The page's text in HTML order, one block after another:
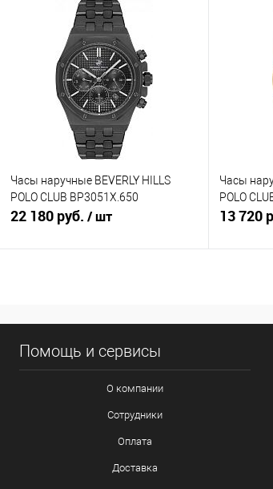
В корзину
Купить в 1 клик
К сравнению
В избранное
В наличии
В
Часы наручные BEVERLY HILLS
POLO CLUB BP3051X.650
22 180 руб. / шт
Купить в 1 клик
К сравнению
В избранное
В наличии
Часы
POLO
13 720
Купить
Помощь и сервисы
О компании
Сотрудники
Оплата
Доставка